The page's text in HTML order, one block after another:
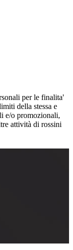
per le finalita'
della stessa e
e/o promozionali,
attività di rossini